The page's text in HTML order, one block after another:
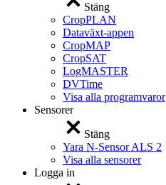
Stäng
CropPLAN
Dataväxt-appen
CropMAP
CropSAT
LogMASTER
DVTime
Visa alla programvaror
Sensorer
Stäng
Yara N-Sensor ALS 2
Visa alla sensorer
Logga in